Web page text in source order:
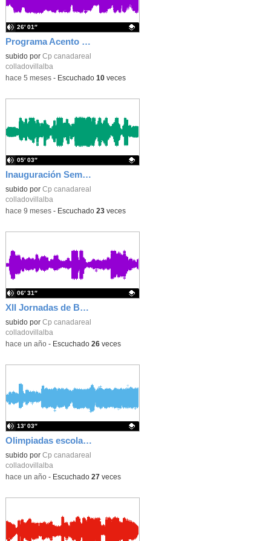
Programa Acento Solitario - 07-03-2026 - CEIP Cañada Real
Contenido educativo.
subido por Cp canadareal
colladovillalba
26′ 01″
-hace 5 meses- Escuchado 10veces
Inauguración Semana de los Derechos de la Infancia.
Contenido educativo.
subido por Cp canadareal
colladovillalba
05′ 03″
-hace 9 meses- Escuchado 23veces
XII Jornadas de Buenas Prácticas de Convivencia.
Contenido educativo.
subido por Cp canadareal
colladovillalba
06′ 31″
-hace un año- Escuchado 26veces
Olimpiadas escolares en Collado Villalba
Contenido educativo.
subido por Cp canadareal
colladovillalba
13′ 03″
-hace un año- Escuchado 27 veces